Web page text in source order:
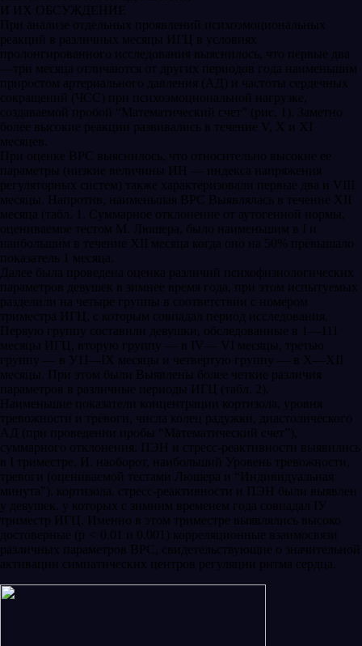
И ИХ ОБСУЖДЕНИЕ
При анализе отдельных проявлений психоэмоциональных
реакций в различных месяцы ИГЦ в условиях
пролонгированного исследования выяснилось, что первые два
—три месяца отличаются от других периодов года наименьшим
приростом артериального давления (АД) и частоты сердечных
сокращений (ЧСС) при психоэмоциональной нагрузке,
создаваемой пробой “Математический счет” (рис. 1). Заметно
более высокие реакции развивались в течение V, Х и ХI
месяцев.
При оценке ВРС выяснилось, что относительно высокие ее
параметры (низкие величины ИН — индекса напряжения
регуляторных систем) также характеризовали первые два и VIII
месяцы. Напротив, наименьшая ВРС Выявлялась в течение ХII
месяца (табл. 1. Суммарное отклонение от аутогенной нормы,
оцениваемое тестом М. Люшера, было наименьшим в I и
наибольшим в течение ХII месяца когда оно на 50% превышало
показатель 1 месяца.
Далее была проведена оценка различий психофизиологических
параметров девушек в зимнее время года, при этом испытуемых
разделили на четыре группы в соответствии с номером
триместра ИГЦ, с которым совпадал период исследования,
Первую группу составили девушки, обследованные в 1—111
месяцы ИГЦ, вторую группу — в IV— VI месяцы, третью
группу — в У1I—IХ месяцы и четвертую группу — в Х—ХII
месяцы. При этом были Выявлены более четкие различия
параметров в различные периоды ИГЦ (табл. 2).
Наименьшие показатели концентрации кортизола, уровня
тревожности и тревоги, числа колец радужки, диастолического
АД (при проведении пробы “Математический счет”),
суммарного отклонения, ПЭН и стресс-реактивности выявились
в I триместре. И. наоборот, наибольший Уровень тревожности,
тревоги (оцениваемой тестами Люшера и “Индивидуальная
минута”). кортизола. стресс-реактивности и ПЭН были выявлен
у девушек. у которых с зимним временем года совпадал IУ
триместр ИГЦ. Именно в этом триместре выявлялись высоко
достоверные (р < 0.01 и 0.001) корреляционные взаимосвязи
различных параметров ВРС, свидетельствующие о значительной
активации симпатических центров регуляции ритма сердца.